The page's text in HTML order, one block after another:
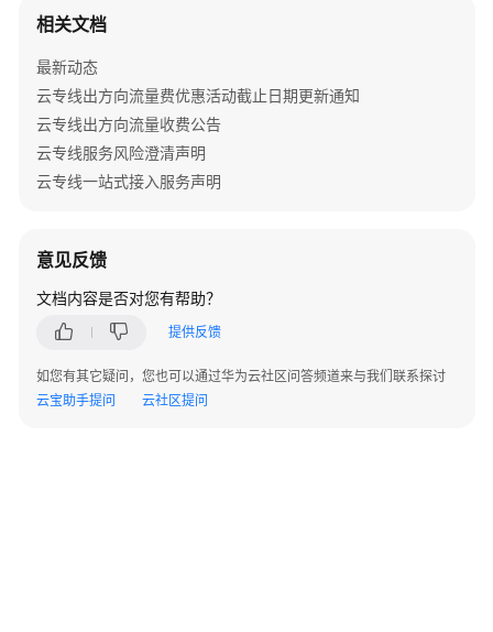
入
用
户
指
南
佳
实
践
API
参
考
相关文档
最新动态
云专线出方向流量费优惠活动截止日期更新通知
云专线出方向流量收费公告
云专线服务风险澄清声明
云专线一站式接入服务声明
意见反馈
文档内容是否对您有帮助？
提供反馈
如您有其它疑问，您也可以通过华为云社区问答频道来与我们联系探讨
云宝助手提问
云社区提问